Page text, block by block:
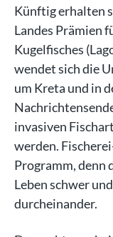
Künftig erhalten
Landes Prämien
Kugelfisches
wendet sich die
um Kreta und in
invasiven
werden.
Programm, denn
Leben schwer
durcheinander.